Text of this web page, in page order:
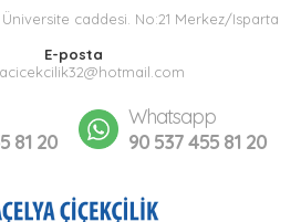
caddesi. No:21 Merkez/Isparta
E-posta
81 20
Whatsapp
90 537 455 81 20